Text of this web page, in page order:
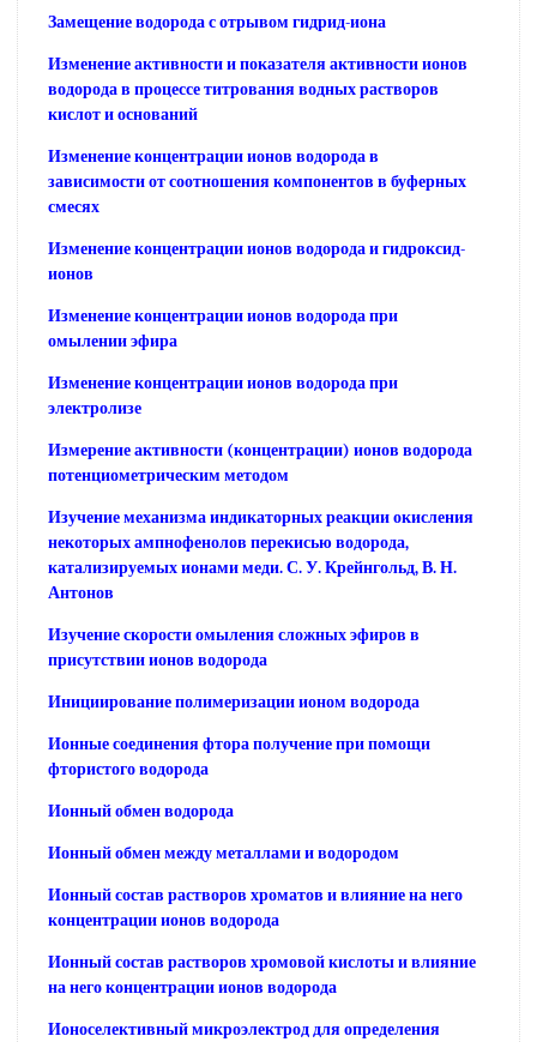
Замещение водорода с отрывом гидрид-иона
Изменение активности и показателя активности ионов
водорода в процессе титрования водных растворов
кислот и оснований
Изменение концентрации ионов водорода в
зависимости от соотношения компонентов в буферных
смесях
Изменение концентрации ионов водорода и гидроксид-
ионов
Изменение концентрации ионов водорода при
омылении эфира
Изменение концентрации ионов водорода при
электролизе
Измерение активности (концентрации) ионов водорода
потенциометрическим методом
Изучение механизма индикаторных реакции окисления
некоторых ампнофенолов перекисью водорода,
катализируемых ионами меди. С. У. Крейнгольд, В. Н.
Антонов
Изучение скорости омыления сложных эфиров в
присутствии ионов водорода
Инициирование полимеризации ионом водорода
Ионные соединения фтора получение при помощи
фтористого водорода
Ионный обмен водорода
Ионный обмен между металлами и водородом
Ионный состав растворов хроматов и влияние на него
концентрации ионов водорода
Ионный состав растворов хромовой кислоты и влияние
на него концентрации ионов водорода
Ионоселективный микроэлектрод для определения